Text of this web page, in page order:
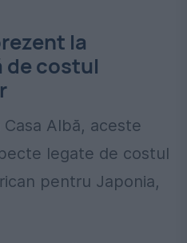
la
costul
Albă, aceste
legate de costul
pentru Japonia,